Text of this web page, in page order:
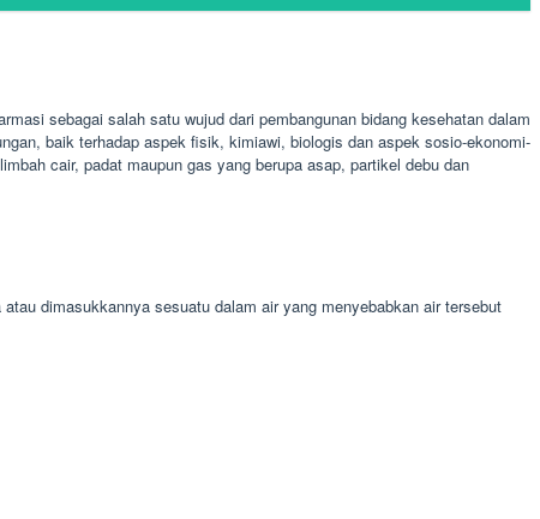
sebagai salah satu wujud dari pembangunan bidang kesehatan dalam
baik terhadap aspek fisik, kimiawi, biologis dan aspek sosio-ekonomi-
cair, padat maupun gas yang berupa asap, partikel debu dan
dimasukkannya sesuatu dalam air yang menyebabkan air tersebut